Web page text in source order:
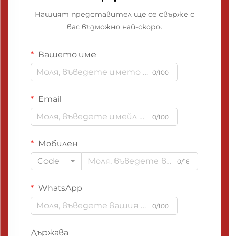
Нашият представител ще се свърже с
вас възможно най-скоро.
Вашето име
0/100
Email
0/100
Мобилен
Code
0/16
WhatsApp
0/100
Държава